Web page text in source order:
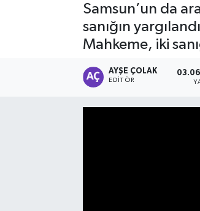
Samsun’un da
sanığın
Mahkeme, iki
AYŞE ÇOLAK
EDITÖR
Tüm Manşetler
Son Dakika Haberleri
Haber Arşivi